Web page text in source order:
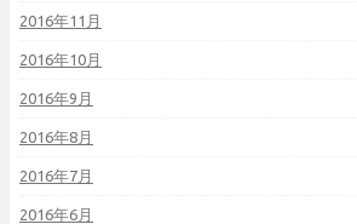
2016年11月
2016年10月
2016年9月
2016年8月
2016年7月
2016年6月